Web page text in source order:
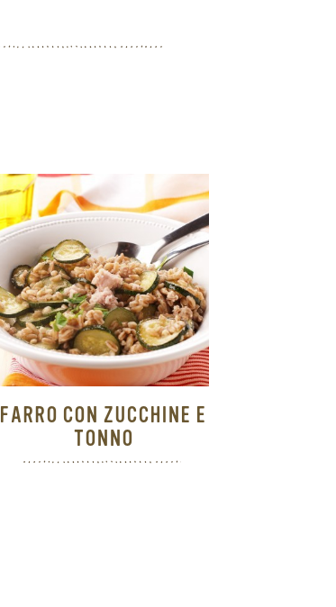
FARRO CON ZUCCHINE E
TONNO